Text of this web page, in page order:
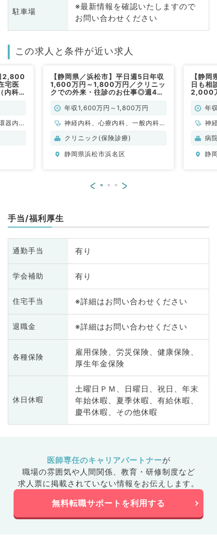
駐車場
※最新情報を確認いたしますので
お問い合わせください
この求人と条件が近い求人
2,800
宅医
内科系
器内
【静岡県／浜松市】平日週5日年収
1,600万円～1,800万円／クリニッ
クでの外来・往診のお仕事◎週4日
年収1,600万円～1,800万円
神経内科、心療内科、一般内科、
循環器内科、呼吸器内科、消化器
科、老年内科、血液内科、膠原病
クリニック(保険診療)
静岡県浜松市浜名区
【静
日も相
2,000
神経年
神
病
静
< >
手当/福利厚生
通勤手当 有り
学会補助 有り
住宅手当 ※詳細はお問い合わせください
退職金 ※詳細はお問い合わせください
各種保険
雇用保険、労災保険、健康保険、
厚生年金保険
休日休暇
土曜日ＰＭ、日曜日、祝日、年末
年始休暇、夏季休暇、有給休暇、
慶弔休暇、その他休暇
医師専任のキャリアパートナーが
職場の雰囲気や人間関係、 教育・研修制度など
求人票に掲載されていない情報をお伝えします。
無料転職サポートを利用する